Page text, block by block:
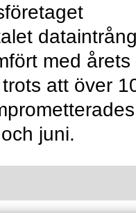
med årets
att över
juni.